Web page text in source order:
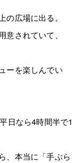
の広場に出る。
されていて、
ーを楽しんでい
日なら4時間半で1
、本当に「手ぶら